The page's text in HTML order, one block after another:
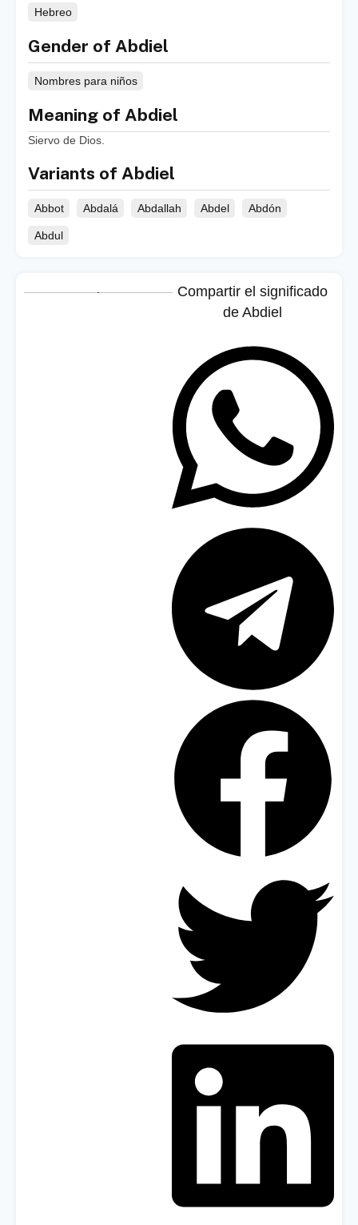
Hebreo
Gender of Abdiel
Nombres para niños
Meaning of Abdiel
Siervo de Dios.
Variants of Abdiel
Abbot Abdalá Abdallah Abdel Abdón
Abdul
Compartir el significado
de Abdiel